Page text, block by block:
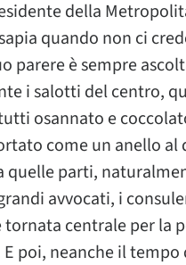
della
quando non ci
parere è sempre
i salotti del centro,
osannato e
come un anello
quelle parti,
avvocati, i
tornata centrale per la
poi, neanche il